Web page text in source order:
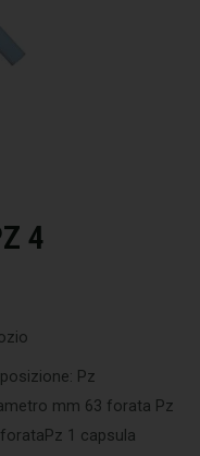
4
Pz
mm 63 forata Pz
1 capsula